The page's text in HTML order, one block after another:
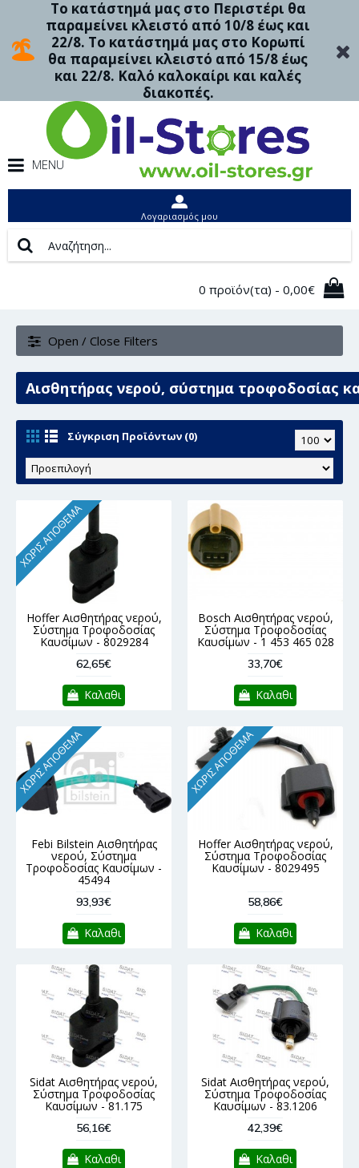
Το κατάστημά μας στο Περιστέρι θα
παραμείνει κλειστό από 10/8 έως και
22/8. Το κατάστημά μας στο Κορωπί
θα παραμείνει κλειστό από 15/8 έως
και 22/8. Καλό καλοκαίρι και καλές
διακοπές.
MENU
Λογαριασμός μου
0 προϊόν(τα) - 0,00€
Open / Close Filters
Αισθητήρας νερού, σύστημα τροφοδοσίας
Σύγκριση Προϊόντων (0)
ΧΩΡΊΣ ΑΠΌΘΕΜΑ
Hoffer Αισθητήρας νερού,
Σύστημα Τροφοδοσίας
Καυσίμων - 8029284
62,65€
Καλαθι
Bosch Αισθητήρας νερού,
Σύστημα Τροφοδοσίας
Καυσίμων - 1 453 465 028
33,70€
Καλαθι
ΧΩΡΊΣ ΑΠΌΘΕΜΑ
Febi Bilstein Αισθητήρας
νερού, Σύστημα
Τροφοδοσίας Καυσίμων -
45494
93,93€
Καλαθι
ΧΩΡΊΣ ΑΠΌΘΕΜΑ
Hoffer Αισθητήρας νερού,
Σύστημα Τροφοδοσίας
Καυσίμων - 8029495
58,86€
Καλαθι
Sidat Αισθητήρας νερού,
Σύστημα Τροφοδοσίας
Καυσίμων - 81.175
56,16€
Καλαθι
Sidat Αισθητήρας νερού,
Σύστημα Τροφοδοσίας
Καυσίμων - 83.1206
42,39€
Καλαθι